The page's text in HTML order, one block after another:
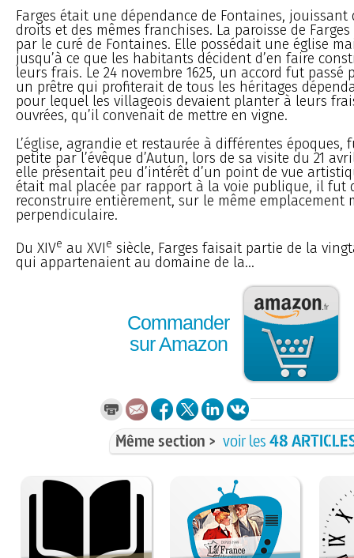
Farges était une dépendance de Fontaines, jouissant
droits et des mêmes franchises. La paroisse de
par le curé de Fontaines. Elle possédait une église
jusqu’à ce que les habitants décident d’en faire
leurs frais. Le 24 novembre 1625, un accord fut
un prêtre qui profiterait de tous les héritages
pour lequel les villageois devaient planter à leurs
ouvrées, qu’il convenait de mettre en vigne.
L’église, agrandie et restaurée à différentes époques,
petite par l’évêque d’Autun, lors de sa visite du 21
elle présentait peu d’intérêt d’un point de vue
était mal placée par rapport à la voie publique, il fut
reconstruire entièrement, sur le même emplacement
perpendiculaire.
Du XIVe au XVIe siècle, Farges faisait partie de la
qui appartenaient au domaine de la...
Commander
sur Amazon
Même section > voir les48